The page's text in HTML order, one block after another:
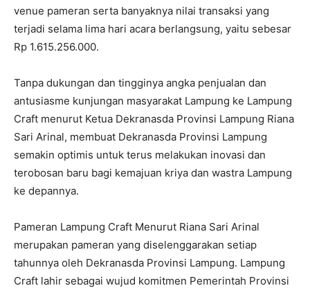
venue pameran serta banyaknya nilai transaksi yang
terjadi selama lima hari acara berlangsung, yaitu sebesar
Rp 1.615.256.000.
Tanpa dukungan dan tingginya angka penjualan dan
antusiasme kunjungan masyarakat Lampung ke Lampung
Craft menurut Ketua Dekranasda Provinsi Lampung Riana
Sari Arinal, membuat Dekranasda Provinsi Lampung
semakin optimis untuk terus melakukan inovasi dan
terobosan baru bagi kemajuan kriya dan wastra Lampung
ke depannya.
Pameran Lampung Craft Menurut Riana Sari Arinal
merupakan pameran yang diselenggarakan setiap
tahunnya oleh Dekranasda Provinsi Lampung. Lampung
Craft lahir sebagai wujud komitmen Pemerintah Provinsi